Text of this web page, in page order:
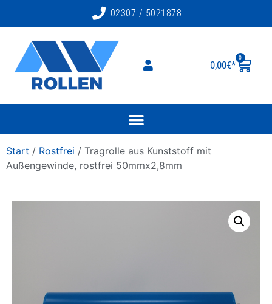
02307 / 5021878
0,00€
0
Start / Rostfrei / Tragrolle aus Kunststoff mit
Außengewinde, rostfrei 50mmx2,8mm